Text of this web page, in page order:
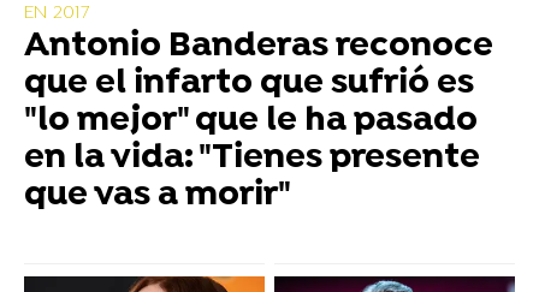
EN 2017
Antonio Banderas reconoce
que el infarto que sufrió es
"lo mejor" que le ha pasado
en la vida: "Tienes presente
que vas a morir"